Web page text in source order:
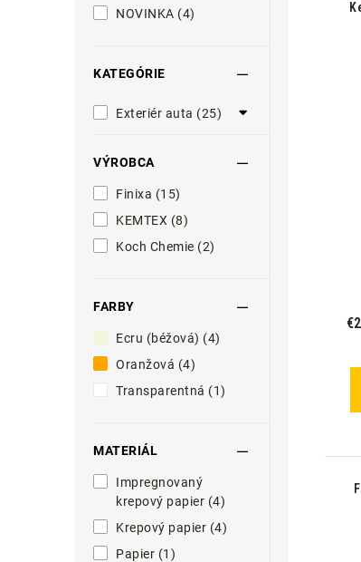
NOVINKA (4)
KATEGÓRIE
Exteriér auta (25)
VÝROBCA
Finixa (15)
KEMTEX (8)
Koch Chemie (2)
FARBY
Ecru (béžová) (4)
Oranžová (4)
Transparentná (1)
MATERIÁL
Impregnovaný
krepový papier (4)
Krepový papier (4)
Papier (1)